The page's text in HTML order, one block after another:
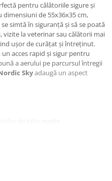
pentru călătoriile sigure și
dimensiuni de 55x36x35 cm,
simtă în siguranță și să se poată
la veterinar sau călătorii mai
ușor de curățat și întreținut.
acces rapid și sigur pentru
a aerului pe parcursul întregii
Skyadaugă un aspect